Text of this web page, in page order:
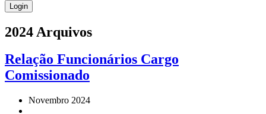
2024 Arquivos
Relação Funcionários Cargo
Comissionado
Novembro 2024